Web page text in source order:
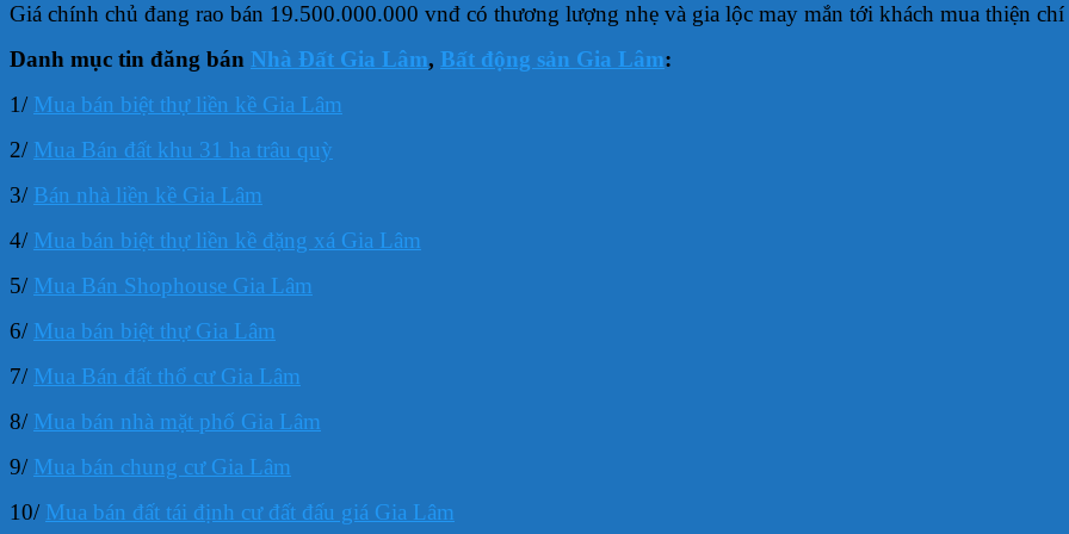
Giá chính chủ đang rao bán 19.500.000.000 vnđ có thương lượng nhẹ và gia lộc may mắn tới khách mua thiện chí
Danh mục tin đăng bán Nhà Đất Gia Lâm, Bất động sản Gia Lâm:
1/ Mua bán biệt thự liền kề Gia Lâm
2/ Mua Bán đất khu 31 ha trâu quỳ
3/ Bán nhà liền kề Gia Lâm
4/ Mua bán biệt thự liền kề đặng xá Gia Lâm
5/ Mua Bán Shophouse Gia Lâm
6/ Mua bán biệt thự Gia Lâm
7/ Mua Bán đất thổ cư Gia Lâm
8/ Mua bán nhà mặt phố Gia Lâm
9/ Mua bán chung cư Gia Lâm
10/ Mua bán đất tái định cư đất đấu giá Gia Lâm